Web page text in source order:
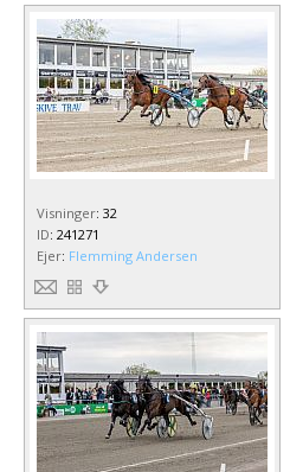
Visninger: 32
ID: 241271
Ejer: Flemming Andersen